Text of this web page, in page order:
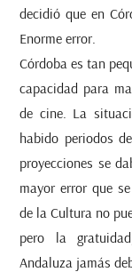
decidió que en
Enorme error.
Córdoba es tan
capacidad para
de cine. La
habido periodos
proyecciones se
mayor error que
de la Cultura no
pero la
Andaluza jamás